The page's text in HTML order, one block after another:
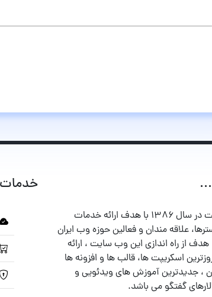
پرشین اسکریپت در سال ۱۳۸۶ با هدف ارائه خدمات
علاقه مندان و فعالین حوزه وب ایران
هدف از راه اندازی این وب سایت ، ارائه
اسکریپت ها، قالب ها و افزونه ها
، جدیدترین آموزش های ویدئویی و
گفتگو می باشد.